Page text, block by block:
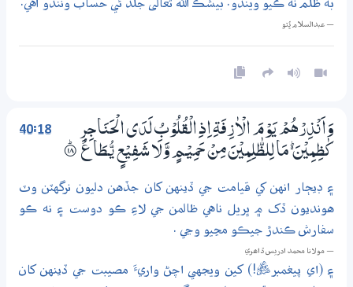
به ظلم نه ڪيو ويندو. بيشڪ الله تعالى جلد ئي حساب وٺندو آهي.
— عبدالسلام ڀُٽو
40:18
وَاَنْذِرْهُمْ يَوْمَ الْاٰزِفَةِ اِذِ الْقُلُوْبُ لَدَى الْحَـنَاجِرِ
كٰظِمِيْنَ ڛ مَا لِلظّٰلِمِيْنَ مِنْ حَمِيْـمٍ وَّلَا شَفِيْعٍ يُّــطَاعُ
۝ۭ18
۽ ڊيڄار انهن کي قيامت جي ڏينهن کان جڏهن دليون نرگهٽن وٽ
هونديون ڏک ۾ ڀريل ناهي ظالمن جي لاءِ ڪو دوست ۽ نه ڪو
سفارش ڪندڙ جيڪو مڃيو وڃي .
— مولانا محمد ادريس ڏاھري
۽ (اي پيغمبرﷺ!) کين ويجهي اچڻ واريءَ مصيبت جي ڏينهن کان